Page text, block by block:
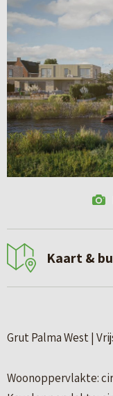
Kaart &
Grut Palma West |
Woonoppervlakte: